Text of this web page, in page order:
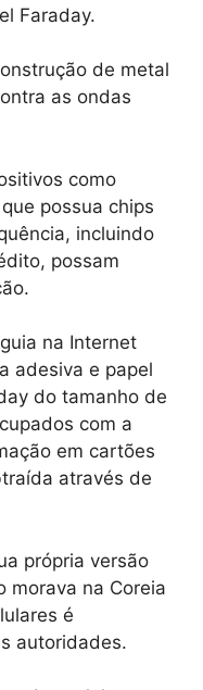
Faraday.
de metal
as ondas
como
possua chips
incluindo
possam
na Internet
adesiva e papel
do tamanho de
com a
em cartões
através de
própria versão
morava na Coreia
é
autoridades.